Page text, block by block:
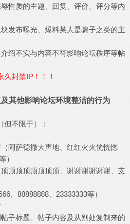
性质的主题、回复、评价、评分等内
发布曝光、爆料某人是骗子之类的主
绍不实与内容不符影响论坛秩序等帖
久封禁IP！！！
其他影响论坛环境整洁的行为
但不限于）：
阿萨德撒大声地、红红火火恍恍惚
）
顶顶顶顶顶顶顶、谢谢谢谢谢谢、支
、88888888、23333333等）
子标题、帖子内容及从别处复制来的